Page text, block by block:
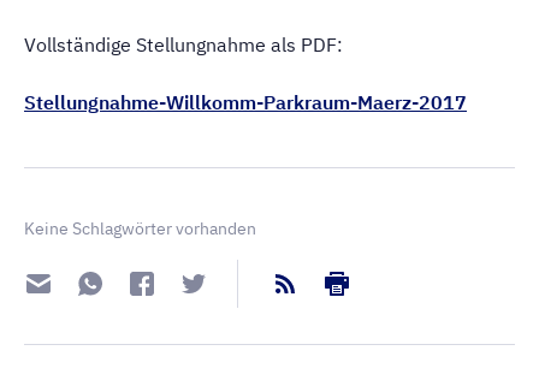
Vollständige Stellungnahme als PDF:
Stellungnahme-Willkomm-Parkraum-Maerz-2017
Keine Schlagwörter vorhanden